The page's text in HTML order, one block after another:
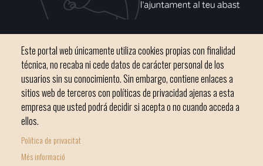
Footer
Teléfono 971 84 91 00 - CIF: P0703300D
Este portal web únicamente utiliza cookies propias con finalidad
técnica, no recaba ni cede datos de carácter personal de los
usuarios sin su conocimiento. Sin embargo, contiene enlaces a
sitios web de terceros con políticas de privacidad ajenas a esta
empresa que usted podrá decidir si acepta o no cuando acceda a
ellos.
Política de privacitat
Més informació